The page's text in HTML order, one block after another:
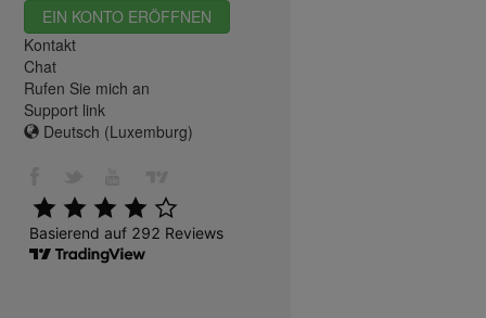
EIN KONTO ERÖFFNEN
Kontakt
Chat
Rufen Sie mich an
Support link
Deutsch (Luxemburg)